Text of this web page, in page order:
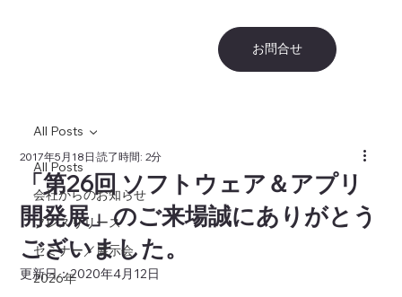
お問合せ
All Posts
会社からのお知らせ
プレスリリース
セミナー／展示会
2026年
All Posts
「第26回 ソフトウェア＆アプリ
開発展」のご来場誠にありがとう
ございました。
2017年5月18日読了時間: 2分
更新日：2020年4月12日